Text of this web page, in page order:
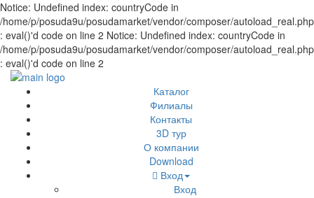
Notice: Undefined index: countryCode in
/home/p/posuda9u/posudamarket/vendor/composer/
: eval()'d code on line 2 Notice: Undefined index: countryCode in
/home/p/posuda9u/posudamarket/vendor/composer/
: eval()'d code on line 2
Каталог
Филиалы
Контакты
3D тур
О компании
Download
Вход
Вход